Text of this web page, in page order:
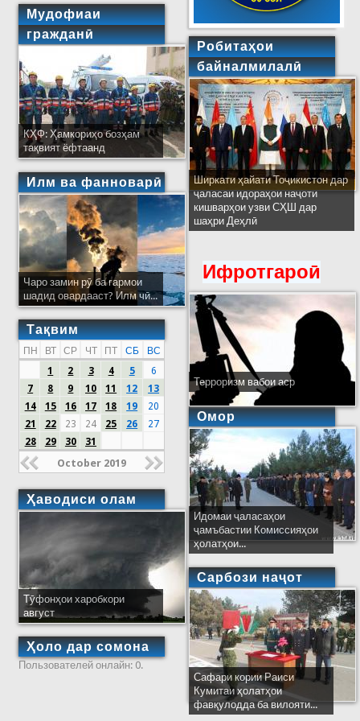
Мудофиаи
гражданӣ
КҲФ: Ҳамкориҳо бозҳам
тақвият ёфтаанд
Илм ва фанноварӣ
Чаро замин рӯ ба гармои
шадид овардааст? Илм чӣ...
Тақвим
ПН ВТ СР ЧТ ПТ СБ
ВС
1
2 3 4 5
6
7
8 9 10 11 12
13
14
15 16 17 18 19
20
21
22 23 24 25 26
27
28
29 30 31
October 2019
Ҳаводиси олам
Тӯфонҳои харобкори
август
Ҳоло дар сомона
Пользователей онлайн: 0.
Робитаҳои
байналмилалӣ
Ширкати ҳайати Тоҷикистон дар
ҷаласаи идораҳои наҷоти
кишварҳои узви СҲШ дар
шаҳри Деҳлӣ
Ифротгароӣ
Терроризм вабои аср
Омор
Идомаи ҷаласаҳои
ҷамъбастии Комиссияҳои
ҳолатҳои...
Сарбози наҷот
Сафари кории Раиси
Кумитаи ҳолатҳои
фавқулодда ба вилояти...